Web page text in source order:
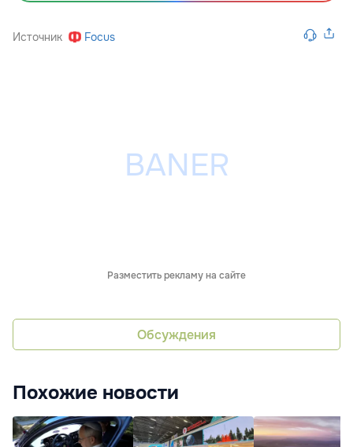
Источник Focus
Разместить рекламу на сайте
Обсуждения
Похожие новости